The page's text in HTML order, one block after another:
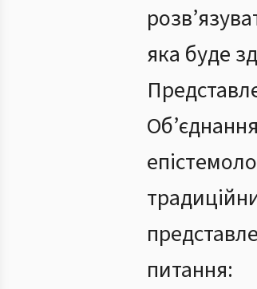
яка буде
питання: